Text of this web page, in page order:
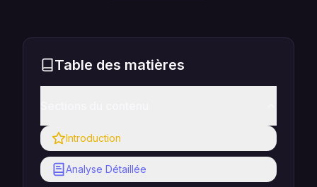
Table des matières
Introduction
Analyse Détaillée